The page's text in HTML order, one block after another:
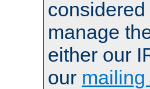
manage
either our
our mailing